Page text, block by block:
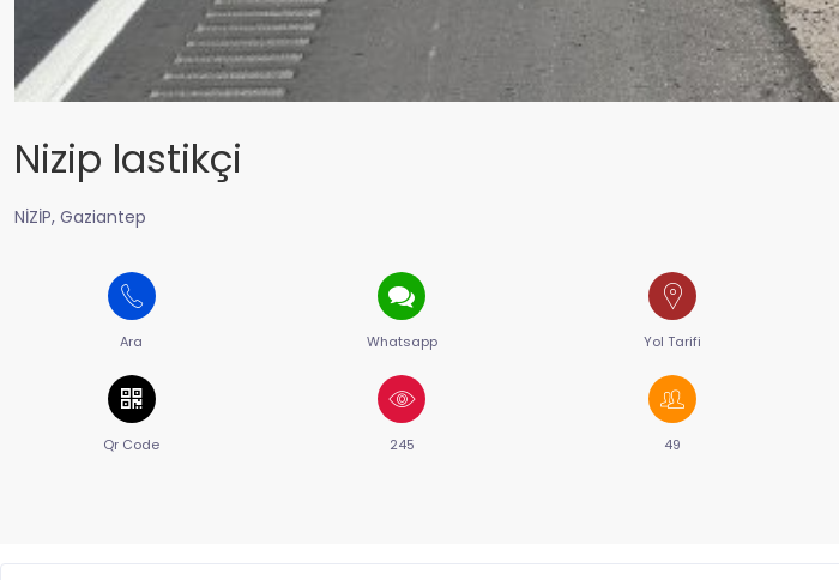
Nizip lastikçi
NİZİP, Gaziantep
Ara Whatsapp Yol Tarifi
Qr Code 245 49